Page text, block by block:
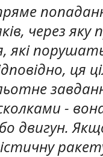
через яку
які
ця
-
двигун.